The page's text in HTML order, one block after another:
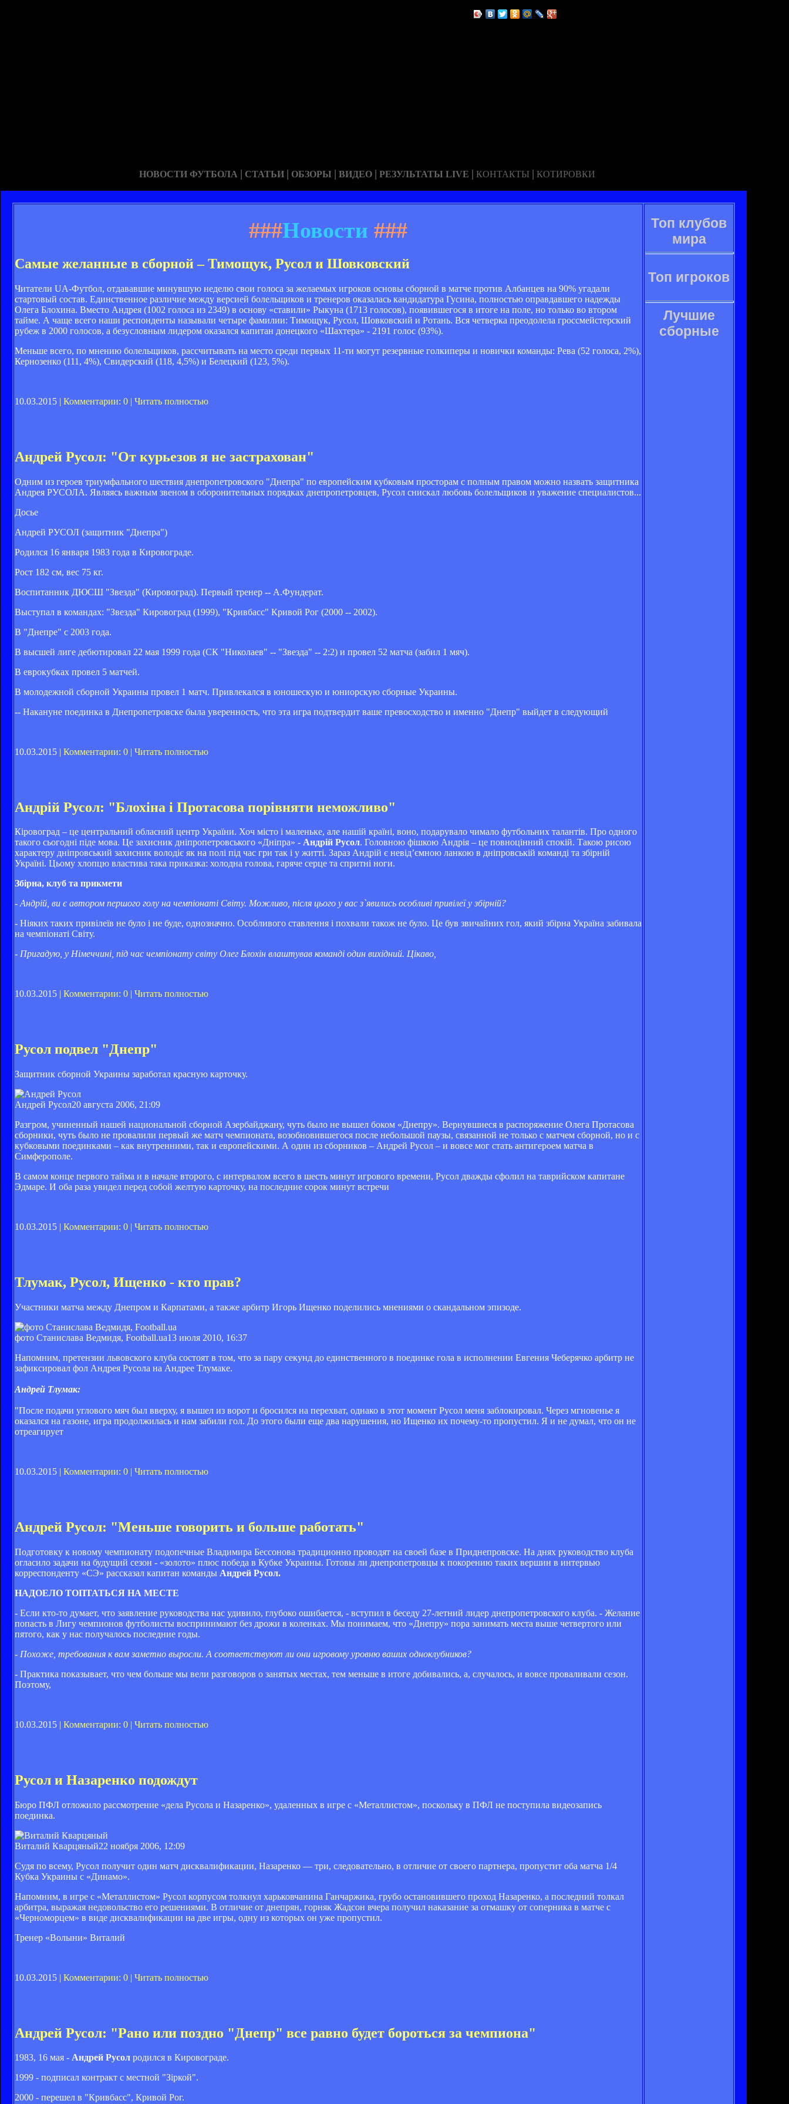
НОВОСТИ ФУТБОЛА | СТАТЬИ | ОБЗОРЫ | ВИДЕО | РЕЗУЛЬТАТЫ LIVE | КОНТАКТЫ | КОТИРОВКИ
###Новости ###
Самые желанные в сборной – Тимощук, Русол и Шовковский
Читатели UA-Футбол, отдававшие минувшую неделю свои голоса за желаемых игроков основы сборной в матче против Албанцев на 90% угадали
стартовый состав. Единственное различие между версией болельщиков и тренеров оказалась кандидатура Гусина, полностью оправдавшего надежды
Олега Блохина. Вместо Андрея (1002 голоса из 2349) в основу «ставили» Рыкуна (1713 голосов), появившегося в итоге на поле, но только во втором
тайме. А чаще всего наши респонденты называли четыре фамилии: Тимощук, Русол, Шовковский и Ротань. Вся четверка преодолела гроссмейстерский
рубеж в 2000 голосов, а безусловным лидером оказался капитан донецкого «Шахтера» - 2191 голос (93%).
Меньше всего, по мнению болельщиков, рассчитывать на место среди первых 11-ти могут резервные голкиперы и новички команды: Рева (52 голоса, 2%),
Кернозенко (111, 4%), Свидерский (118, 4,5%) и Белецкий (123, 5%).
10.03.2015 | Комментарии: 0 | Читать полностью
Андрей Русол: "От курьезов я не застрахован"
Одним из героев триумфального шествия днепропетровского "Днепра" по европейским кубковым просторам с полным правом можно назвать защитника
Андрея РУСОЛА. Являясь важным звеном в оборонительных порядках днепропетровцев, Русол снискал любовь болельщиков и уважение специалистов...
Досье
Андрей РУСОЛ (защитник "Днепра")
Родился 16 января 1983 года в Кировограде.
Рост 182 см, вес 75 кг.
Воспитанник ДЮСШ "Звезда" (Кировоград). Первый тренер -- А.Фундерат.
Выступал в командах: "Звезда" Кировоград (1999), "Кривбасс" Кривой Рог (2000 -- 2002).
В "Днепре" с 2003 года.
В высшей лиге дебютировал 22 мая 1999 года (СК "Николаев" -- "Звезда" -- 2:2) и провел 52 матча (забил 1 мяч).
В еврокубках провел 5 матчей.
В молодежной сборной Украины провел 1 матч. Привлекался в юношескую и юниорскую сборные Украины.
-- Накануне поединка в Днепропетровске была уверенность, что эта игра подтвердит ваше превосходство и именно "Днепр" выйдет в следующий
10.03.2015 | Комментарии: 0 | Читать полностью
Андрій Русол: "Блохіна і Протасова порівняти неможливо"
Кіровоград – це центральний обласний центр України. Хоч місто і маленьке, але нашій країні, воно, подарувало чимало футбольних талантів. Про одного
такого сьогодні піде мова. Це захисник дніпропетровського «Дніпра» - Андрій Русол. Головною фішкою Андрія – це повноцінний спокій. Такою рисою
характеру дніпровський захисник володіє як на полі під час гри так і у житті. Зараз Андрій є невід’ємною ланкою в дніпровській команді та збірній
Україні. Цьому хлопцю властива така приказка: холодна голова, гаряче серце та спритні ноги.
Збірна, клуб та прикмети
- Андрій, ви є автором першого голу на чемпіонаті Світу. Можливо, після цього у вас з`явились особливі привілеї у збірній?
- Ніяких таких привілеїв не було і не буде, однозначно. Особливого ставлення і похвали також не було. Це був звичайних гол, який збірна Україна забивала
на чемпіонаті Світу.
- Пригадую, у Німеччині, під час чемпіонату світу Олег Блохін влаштував команді один вихідний. Цікаво,
10.03.2015 | Комментарии: 0 | Читать полностью
Русол подвел "Днепр"
Защитник сборной Украины заработал красную карточку.
Андрей Русол20 августа 2006, 21:09
Разгром, учиненный нашей национальной сборной Азербайджану, чуть было не вышел боком «Днепру». Вернувшиеся в распоряжение Олега Протасова
сборники, чуть было не провалили первый же матч чемпионата, возобновившегося после небольшой паузы, связанной не только с матчем сборной, но и с
кубковыми поединками – как внутренними, так и европейскими. А один из сборников – Андрей Русол – и вовсе мог стать антигероем матча в
Симферополе.
В самом конце первого тайма и в начале второго, с интервалом всего в шесть минут игрового времени, Русол дважды сфолил на таврийском капитане
Эдмаре. И оба раза увидел перед собой желтую карточку, на последние сорок минут встречи
10.03.2015 | Комментарии: 0 | Читать полностью
Тлумак, Русол, Ищенко - кто прав?
Участники матча между Днепром и Карпатами, а также арбитр Игорь Ищенко поделились мнениями о скандальном эпизоде.
фото Станислава Ведмидя, Football.ua13 июля 2010, 16:37
Напомним, претензии львовского клуба состоят в том, что за пару секунд до единственного в поединке гола в исполнении Евгения Чеберячко арбитр не
зафиксировал фол Андрея Русола на Андрее Тлумаке.
Андрей Тлумак:
"После подачи углового мяч был вверху, я вышел из ворот и бросился на перехват, однако в этот момент Русол меня заблокировал. Через мгновенье я
оказался на газоне, игра продолжилась и нам забили гол. До этого были еще два нарушения, но Ищенко их почему-то пропустил. Я и не думал, что он не
отреагирует
10.03.2015 | Комментарии: 0 | Читать полностью
Андрей Русол: "Меньше говорить и больше работать"
Подготовку к новому чемпионату подопечные Владимира Бессонова традиционно проводят на своей базе в Приднепровске. На днях руководство клуба
огласило задачи на будущий сезон - «золото» плюс победа в Кубке Украины. Готовы ли днепропетровцы к покорению таких вершин в интервью
корреспонденту «СЭ» рассказал капитан команды Андрей Русол.
НАДОЕЛО ТОПТАТЬСЯ НА МЕСТЕ
- Если кто-то думает, что заявление руководства нас удивило, глубоко ошибается, - вступил в беседу 27-летний лидер днепропетровского клуба. - Желание
попасть в Лигу чемпионов футболисты воспринимают без дрожи в коленках. Мы понимаем, что «Днепру» пора занимать места выше четвертого или
пятого, как у нас получалось последние годы.
- Похоже, требования к вам заметно выросли. А соответствуют ли они игровому уровню ваших одноклубников?
- Практика показывает, что чем больше мы вели разговоров о занятых местах, тем меньше в итоге добивались, а, случалось, и вовсе проваливали сезон.
Поэтому,
10.03.2015 | Комментарии: 0 | Читать полностью
Русол и Назаренко подождут
Бюро ПФЛ отложило рассмотрение «дела Русола и Назаренко», удаленных в игре с «Металлистом», поскольку в ПФЛ не поступила видеозапись
поединка.
Виталий Кварцяный22 ноября 2006, 12:09
Судя по всему, Русол получит один матч дисквалификации, Назаренко — три, следовательно, в отличие от своего партнера, пропустит оба матча 1/4
Кубка Украины с «Динамо».
Напомним, в игре с «Металлистом» Русол корпусом толкнул харьковчанина Ганчаржика, грубо остановившего проход Назаренко, а последний толкал
арбитра, выражая недовольство его решениями. В отличие от днепрян, горняк Жадсон вчера получил наказание за отмашку от соперника в матче с
«Черноморцем» в виде дисквалификации на две игры, одну из которых он уже пропустил.
Тренер «Волыни» Виталий
10.03.2015 | Комментарии: 0 | Читать полностью
Андрей Русол: "Рано или поздно "Днепр" все равно будет бороться за чемпиона"
1983, 16 мая - Андрей Русол родился в Кировограде.
1999 - подписал контракт с местной "Зіркой".
2000 - перешел в "Кривбасс", Кривой Рог.
Топ клубов
мира
Топ игроков
Лучшие
сборные